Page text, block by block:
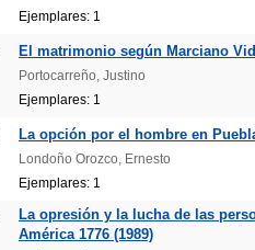
Ejemplares: 1
El matrimonio según Marciano
Portocarreño, Justino
Ejemplares: 1
La opción por el hombre en
Londoño Orozco, Ernesto
Ejemplares: 1
La opresión y la lucha de las
América 1776 (1989)